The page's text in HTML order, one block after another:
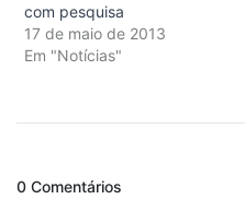
com pesquisa
17 de maio de 2013
Em "Notícias"
0 Comentários